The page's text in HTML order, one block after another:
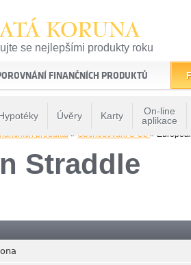
KORUNA
se nejlepšími produkty roku
a kvality na finančním trhu
FINANČNÍCH PRODUKTŮ
Úvěry Karty
On-line
aplikace
produktů » Obchodovani S Cp »
Straddle